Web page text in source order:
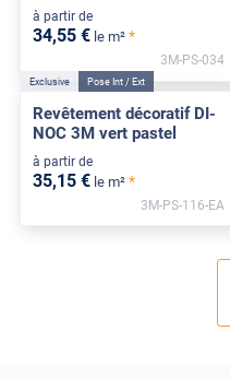
à partir de
34,55 € le m² *
3M-PS-034
Exclusive Pose Int / Ext
Revêtement décoratif DI-
NOC 3M vert pastel
à partir de
35,15 € le m² *
3M-PS-116-EA